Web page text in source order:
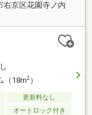
右京区花園寺ノ内
（18m2）
更新料なし
オートロック付き